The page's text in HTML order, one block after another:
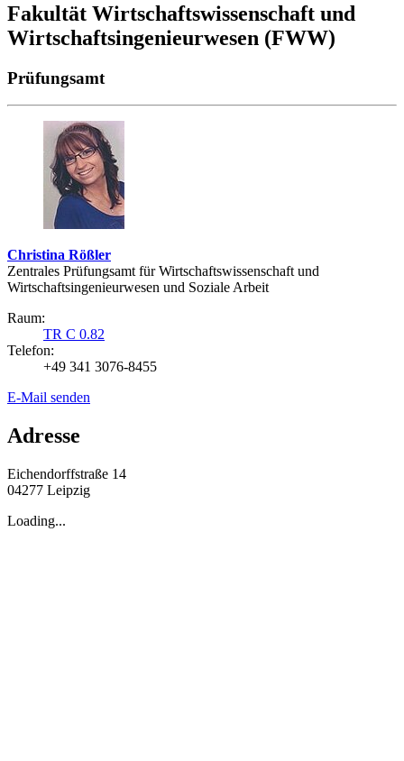
Fakultät Wirtschaftswissenschaft und
Wirtschaftsingenieurwesen (FWW)
Prüfungsamt
Christina Rößler
Zentrales Prüfungsamt für Wirtschaftswissenschaft und
Wirtschaftsingenieurwesen und Soziale Arbeit
Raum:
TR C 0.82
Telefon:
+49 341 3076-8455
E-Mail senden
Adresse
Eichendorffstraße 14
04277 Leipzig
Loading...